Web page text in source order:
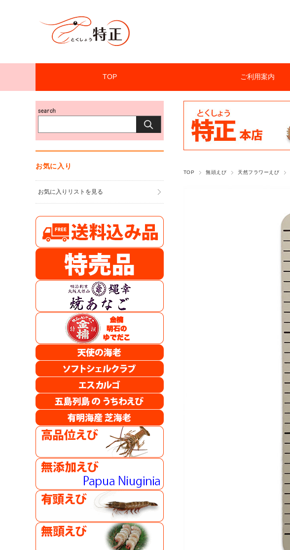
TOP ご利用案内
TOP 無頭えび 天然フラワーえび
お気に入り
お気に入りリストを見る